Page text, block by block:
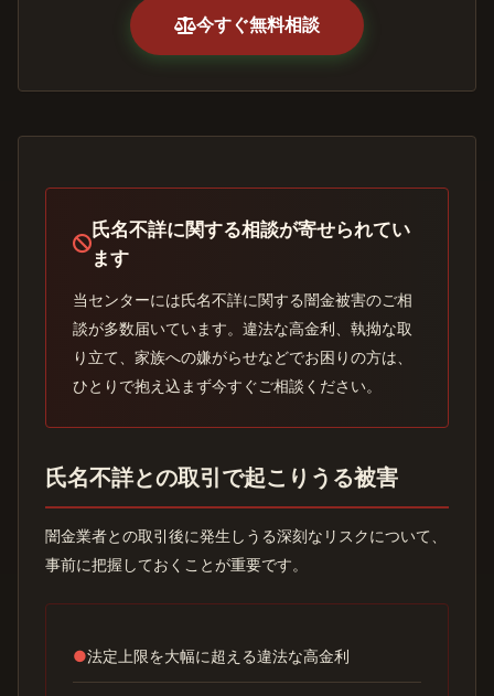
今すぐ無料相談
氏名不詳に関する相談が寄せられてい
ます
当センターには氏名不詳に関する闇金被害のご相
談が多数届いています。違法な高金利、執拗な取
り立て、家族への嫌がらせなどでお困りの方は、
ひとりで抱え込まず今すぐご相談ください。
氏名不詳との取引で起こりうる被害
闇金業者との取引後に発生しうる深刻なリスクについて、
事前に把握しておくことが重要です。
●法定上限を大幅に超える違法な高金利